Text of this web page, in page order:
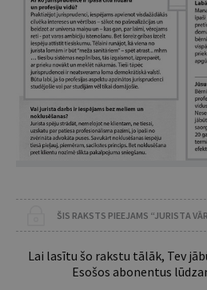
ŠIS RAKSTS PIEEJAMS “JURISTA
Lai lasītu šo rakstu tālāk, Tev
Esošos abonentus